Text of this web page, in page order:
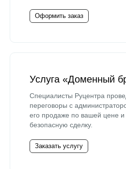
Оформить заказ
Услуга «Доменный
Специалисты Руцентра
переговоры с
его продаже по вашей цене и
безопасную сделку.
Заказать услугу